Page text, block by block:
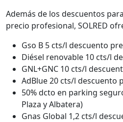
Además de los descuentos
precio profesional, SOLRED
Gso B 5 cts/l descuento
Diésel renovable 10 cts/l
GNL+GNC 10 cts/l
AdBlue 20 cts/l descuento
50% dcto en parking
Plaza y Albatera)
Gnas Global 1,2 cts/l